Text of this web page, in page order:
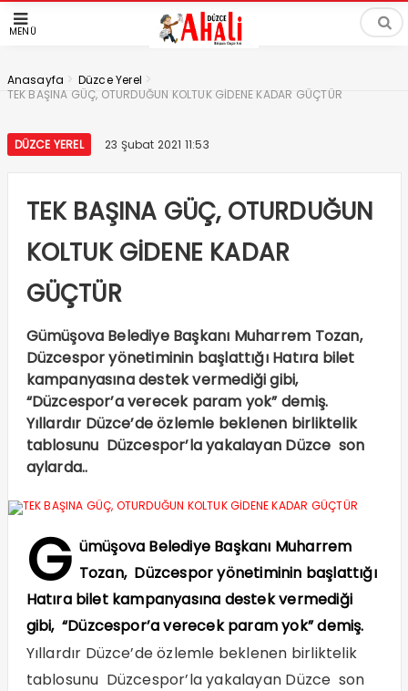
MENÜ
Anasayfa > Düzce Yerel >
TEK BAŞINA GÜÇ, OTURDUĞUN KOLTUK GİDENE KADAR GÜÇTÜR
DÜZCE YEREL 23 Şubat 2021 11:53
TEK BAŞINA GÜÇ, OTURDUĞUN
KOLTUK GİDENE KADAR
GÜÇTÜR
Gümüşova Belediye Başkanı Muharrem Tozan,
Düzcespor yönetiminin başlattığı Hatıra bilet
kampanyasına destek vermediği gibi,
“Düzcespor’a verecek param yok” demiş.
Yıllardır Düzce’de özlemle beklenen birliktelik
tablosunu Düzcespor’la yakalayan Düzce son
aylarda..
G ümüşova Belediye Başkanı Muharrem
Tozan, Düzcespor yönetiminin başlattığı
Hatıra bilet kampanyasına destek vermediği
gibi, “Düzcespor’a verecek param yok” demiş.
Yıllardır Düzce’de özlemle beklenen birliktelik
tablosunu Düzcespor’la yakalayan Düzce son